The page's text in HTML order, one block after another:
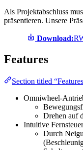
Als Projektabschluss
präsentieren. Unsere
Download:
Features
Section titled
Omniwheel-
Drehen auf
Intuitive
Durch